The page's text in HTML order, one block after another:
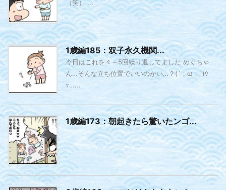
（笑） ...
1歳編185：双子永久機関...
今日はこれを４～5回繰り返してました めぐちゃ
ん…そんな立ち位置でいいのかい…？(´；ω；`)ｳ
ｯ…...
1歳編173：朝起きたら驚いたンゴ...